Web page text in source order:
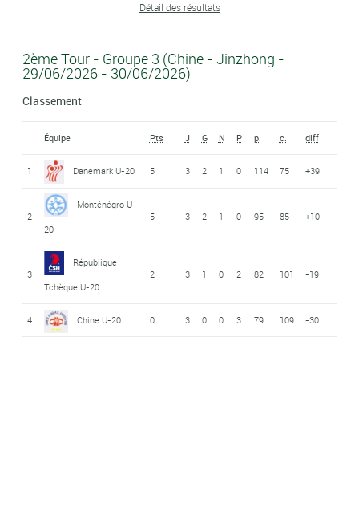
Détail des résultats
2ème Tour - Groupe 3 (Chine - Jinzhong -
29/06/2026 - 30/06/2026)
Classement
Équipe Pts J G N P p. c. diff
1 Danemark U-20 5 3 2 1 0 114 75 +39
2
Monténégro U-
20
5 3 2 1 0 95 85 +10
3
République
Tchèque U-20
2 3 1 0 2 82 101 -19
4 Chine U-20 0 3 0 0 3 79 109 -30